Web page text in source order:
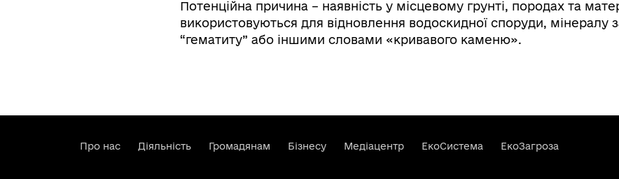
Потенційна причина – наявність у місцевому грунті, породах та
використовуються для відновлення водоскидної споруди, мінералу
“гематиту” або іншими словами «кривавого каменю».
Про нас Діяльність Громадянам Бізнесу Медіацентр ЕкоСистема ЕкоЗагроза